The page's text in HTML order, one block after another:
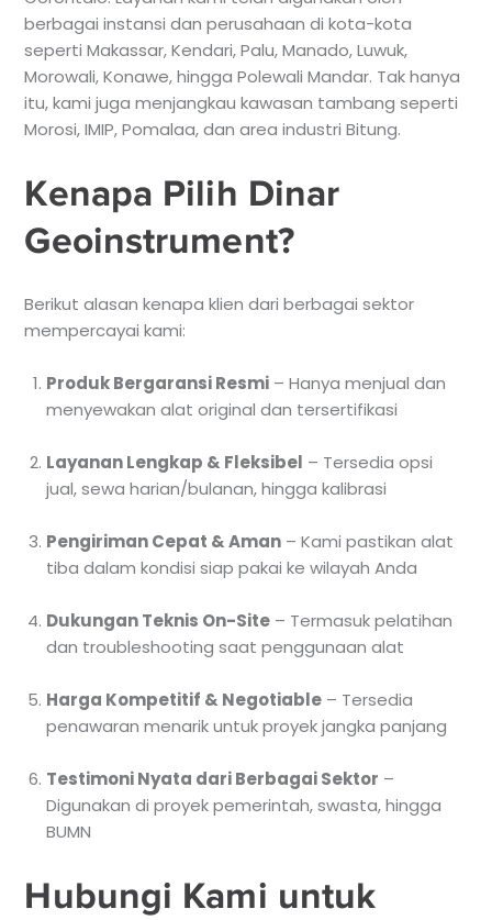
berbagai instansi dan perusahaan di kota-kota
seperti Makassar, Kendari, Palu, Manado, Luwuk,
Morowali, Konawe, hingga Polewali Mandar. Tak hanya
itu, kami juga menjangkau kawasan tambang seperti
Morosi, IMIP, Pomalaa, dan area industri Bitung.
Kenapa Pilih Dinar
Geoinstrument?
Berikut alasan kenapa klien dari berbagai sektor
mempercayai kami:
Produk Bergaransi Resmi – Hanya menjual dan
menyewakan alat original dan tersertifikasi
Layanan Lengkap & Fleksibel – Tersedia opsi
jual, sewa harian/bulanan, hingga kalibrasi
Pengiriman Cepat & Aman – Kami pastikan alat
tiba dalam kondisi siap pakai ke wilayah Anda
Dukungan Teknis On-Site – Termasuk pelatihan
dan troubleshooting saat penggunaan alat
Harga Kompetitif & Negotiable – Tersedia
penawaran menarik untuk proyek jangka panjang
Testimoni Nyata dari Berbagai Sektor –
Digunakan di proyek pemerintah, swasta, hingga
BUMN
Hubungi Kami untuk